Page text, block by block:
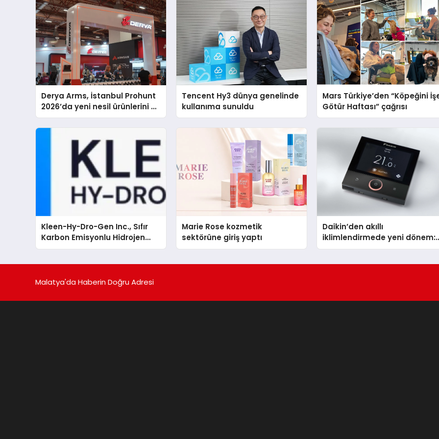
Derya Arms, İstanbul Prohunt
2026’da yeni nesil ürünlerini ve
global marka vizyonunu
sergiledi
Tencent Hy3 dünya genelinde
kullanıma sunuldu
Mars Türkiye’den “Köpeğini
Götür Haftası” çağrısı
Kleen-Hy-Dro-Gen Inc., Sıfır
Karbon Emisyonlu Hidrojen
Isıtma Teknolojisinde ISO ve
Marie Rose kozmetik
sektörüne giriş yaptı
Daikin’den akıllı
iklimlendirmede yeni dönem:
Madoka Plus Türkiye’de
Malatya'da Haberin Doğru Adresi